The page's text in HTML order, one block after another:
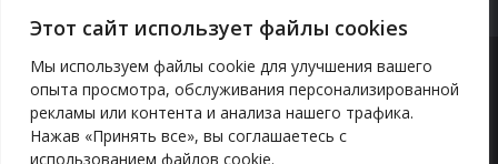
Этот сайт использует файлы cookies
Мы используем файлы cookie для улучшения вашего
опыта просмотра, обслуживания персонализированной
рекламы или контента и анализа нашего трафика.
Нажав «Принять все», вы соглашаетесь с
использованием файлов cookie.
© 2000-2026, ГАУК СОМ КВЦ
Политика конфиденциальности